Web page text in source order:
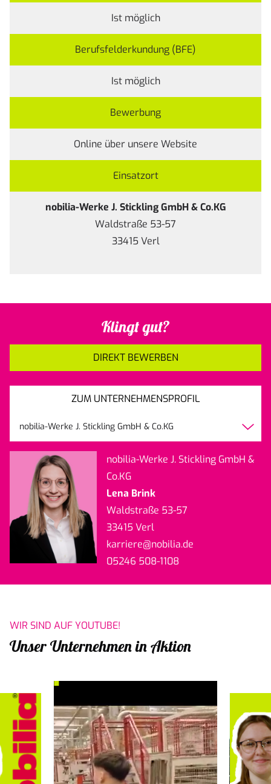
Ist möglich
Berufsfelderkundung (BFE)
Ist möglich
Bewerbung
Online über unsere Website
Einsatzort
nobilia-Werke J. Stickling GmbH & Co.KG
Waldstraße 53-57
33415 Verl
Klingt gut?
DIREKT BEWERBEN
ZUM UNTERNEHMENSPROFIL
nobilia-Werke J. Stickling GmbH &
Co.KG
Lena Brink
Waldstraße 53-57
33415 Verl
karriere@nobilia.de
05246 508-1108
nobilia-Werke J. Stickling GmbH & Co.KG
WIR SIND AUF YOUTUBE!
Unser Unternehmen in Aktion